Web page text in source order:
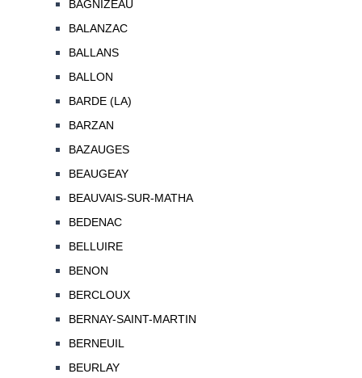
BAGNIZEAU
BALANZAC
BALLANS
BALLON
BARDE (LA)
BARZAN
BAZAUGES
BEAUGEAY
BEAUVAIS-SUR-MATHA
BEDENAC
BELLUIRE
BENON
BERCLOUX
BERNAY-SAINT-MARTIN
BERNEUIL
BEURLAY